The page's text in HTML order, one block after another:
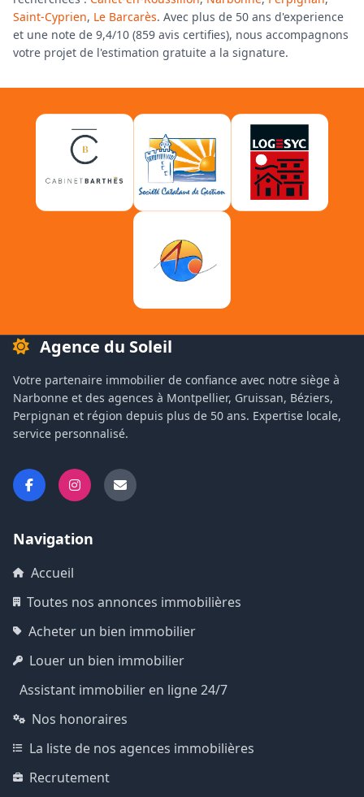
Saint-Cyprien, Le Barcarès. Avec plus de 50 ans d'experience
et une note de 9,4/10 (859 avis certifies), nous accompagnons
votre projet de l'estimation gratuite a la signature.
Agence du Soleil
Votre partenaire immobilier de confiance avec notre siège à
Narbonne et des agences à Montpellier, Gruissan, Béziers,
Perpignan et région depuis plus de 50 ans. Expertise locale,
service personnalisé.
Navigation
Accueil
Toutes nos annonces immobilières
Acheter un bien immobilier
Louer un bien immobilier
Assistant immobilier en ligne 24/7
Nos honoraires
La liste de nos agences immobilières
Recrutement